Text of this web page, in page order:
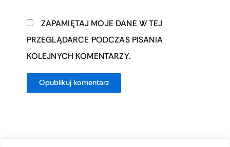
ZAPAMIĘTAJ MOJE DANE W TEJ
PRZEGLĄDARCE PODCZAS PISANIA
KOLEJNYCH KOMENTARZY.